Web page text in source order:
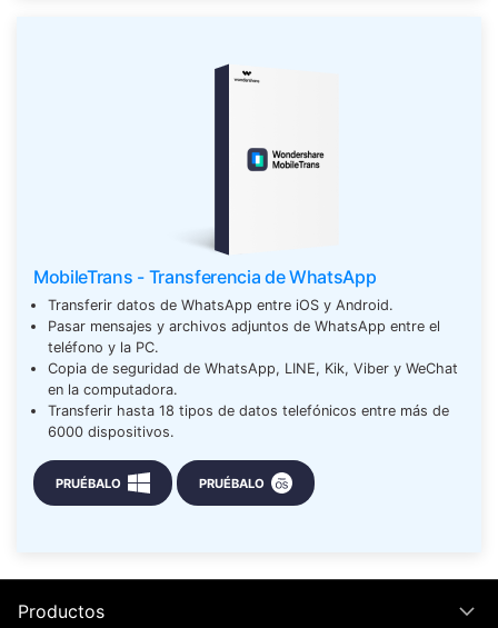
MobileTrans - Transferencia de WhatsApp
Transferir datos de WhatsApp entre iOS y Android.
Pasar mensajes y archivos adjuntos de WhatsApp entre el
teléfono y la PC.
Copia de seguridad de WhatsApp, LINE, Kik, Viber y WeChat
en la computadora.
Transferir hasta 18 tipos de datos telefónicos entre más de
6000 dispositivos.
PRUÉBALO PRUÉBALO
Productos